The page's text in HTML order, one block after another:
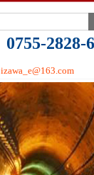
0755-2828-
izawa_e@163.com